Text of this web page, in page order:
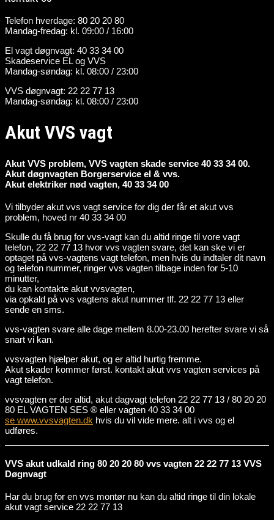
Telefon hverdage: 80 20 20 80
Mandag-fredag: kl. 09:00 / 16:00
El vagt døgnvagt: 40 33 34 00
Skadeservice EL og VVS
Mandag-søndag: kl. 08:00 / 23:00
VVS døgnvagt: 22 22 77 13
Mandag-søndag: kl. 08:00 / 23:00
Akut VVS vagt
Akut VVS problem, VVS vagten skade service 40 33 34 00.
Akut døgnvagten Borgerservice el & vvs.
Akut elektriker nød vagten, 40 33 34 00
Vi tilbyder akut vvs vagt service for dig der får et akut vvs
problem, hoved nr 40 33 34 00
Skulle du få brug for vvs-vagt kan du altid ringe til vore vagt
telefon, 22 22 77 13 hvor vvs vagten svare, det kan ske vi er
optaget på vvs-vagtens vagt telefon, men hvis du indtaler dit navn
og telefon nummer, ringer vvs vagten tilbage inden for 5-10
minutter,
du kan kontakte akut vvsvagten,
via opkald på vvs vagtens akut nummer tlf. 22 22 77 13 eller
sende en sms.
vvs-vagten svare alle dage mellem 8.00-23.00 herefter svare vi så
snart vi kan.
vvsvagten hjælper akut, og er altid hurtig fremme.
Akut skader kommer først. kontakt akut vvs vagten services på
vagt telefon.
vvsvagten er der altid, akut dagvagt telefon 22 22 77 13 / 80 20 20
80 EL VAGTEN SES ® eller vagten 40 33 34 00
se www.vvsvagten.dk hvis du vil vide mere. alt i vvs og el
udføres.
VVS akut udkald ring 80 20 20 80 vvs vagten 22 22 77 13 VVS
Døgnvagt
Har du brug for en vvs montør nu kan du altid ringe til din lokale
akut vagt service 22 22 77 13